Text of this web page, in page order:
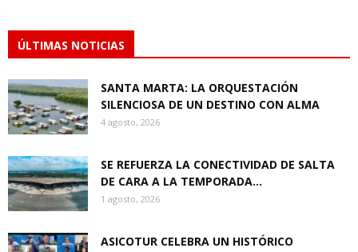
ÚLTIMAS NOTICIAS
SANTA MARTA: LA ORQUESTACIÓN
SILENCIOSA DE UN DESTINO CON ALMA
4 agosto, 2026
SE REFUERZA LA CONECTIVIDAD DE SALTA
DE CARA A LA TEMPORADA...
1 agosto, 2026
ASICOTUR CELEBRA UN HISTÓRICO